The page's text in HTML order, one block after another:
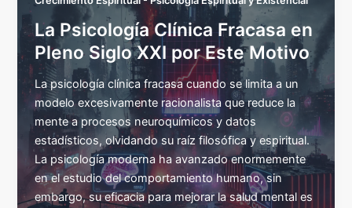
La Psicología Clínica Fracasa en
Pleno Siglo XXI por Este Motivo
La psicología clínica fracasa cuando se limita a un
modelo excesivamente racionalista que reduce la
mente a procesos neuroquímicos y datos
estadísticos, olvidando su raíz filosófica y espiritual.
La psicología moderna ha avanzado enormemente
en el estudio del comportamiento humano, sin
embargo, su eficacia para mejorar la salud mental es